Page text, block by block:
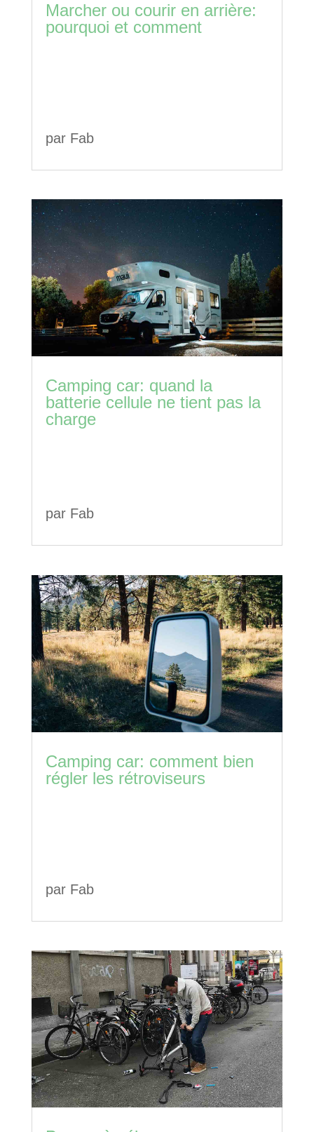
Marcher ou courir en arrière:
pourquoi et comment
par Fab
Camping car: quand la
batterie cellule ne tient pas la
charge
par Fab
Camping car: comment bien
régler les rétroviseurs
par Fab